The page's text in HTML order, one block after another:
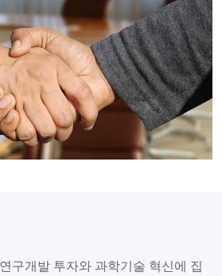
구개발 투자와 과학기술 혁신에 집